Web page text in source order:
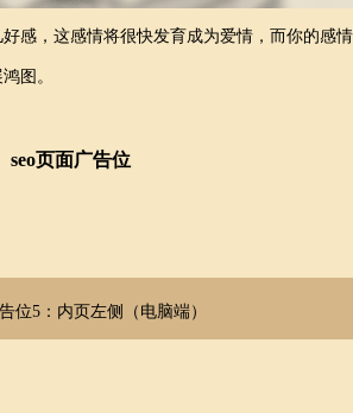
感，这感情将很快发育成为爱情，而你的感情
图。
seo页面广告位
位5：内页左侧（电脑端）